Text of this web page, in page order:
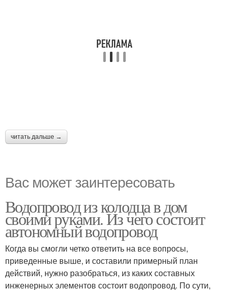
читать дальше →
Вас может заинтересовать
Водопровод из колодца в дом
своими руками. Из чего состоит
автономный водопровод
Когда вы смогли четко ответить на все вопросы,
приведенные выше, и составили примерный план
действий, нужно разобраться, из каких составных
инженерных элементов состоит водопровод. По сути,